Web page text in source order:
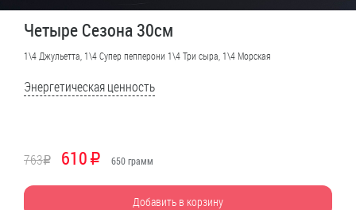
Четыре Сезона 30см
1\4 Джульетта, 1\4 Супер пепперони 1\4 Три сыра, 1\4 Морская
Энергетическая ценность
763R 610R 650грамм
Добавить в корзину